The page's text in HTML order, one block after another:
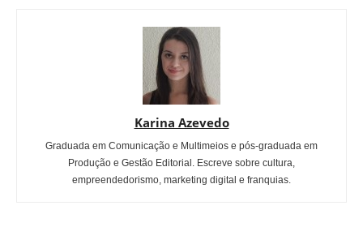
Karina Azevedo
Graduada em Comunicação e Multimeios e pós-graduada em
Produção e Gestão Editorial. Escreve sobre cultura,
empreendedorismo, marketing digital e franquias.